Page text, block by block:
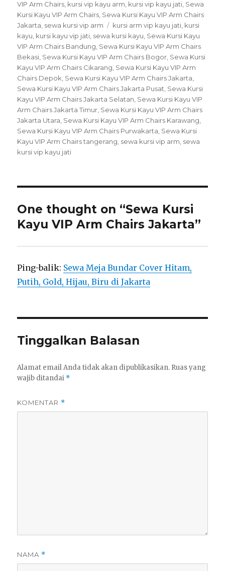
on
VIP Arm Chairs kursi vip kayu arm kursi vip kayu jati Sewa
Kursi Kayu VIP Arm Chairs Sewa Kursi Kayu VIP Arm Chairs
Jakarta sewa kursi vip arm Tags
kursi arm vip kayu jati kursi
kayu kursi kayu vip jati sewa kursi kayu Sewa Kursi Kayu
VIP Arm Chairs Bandung Sewa Kursi Kayu VIP Arm Chairs
Bekasi Sewa Kursi Kayu VIP Arm Chairs Bogor Sewa Kursi
Kayu VIP Arm Chairs Cikarang Sewa Kursi Kayu VIP Arm
Chairs Depok Sewa Kursi Kayu VIP Arm Chairs Jakarta
Sewa Kursi Kayu VIP Arm Chairs Jakarta Pusat Sewa Kursi
Kayu VIP Arm Chairs Jakarta Selatan Sewa Kursi Kayu VIP
Arm Chairs Jakarta Timur Sewa Kursi Kayu VIP Arm Chairs
Jakarta Utara Sewa Kursi Kayu VIP Arm Chairs Karawang
Sewa Kursi Kayu VIP Arm Chairs Purwakarta Sewa Kursi
Kayu VIP Arm Chairs tangerang sewa kursi vip arm sewa
kursi vip kayu jati
One thought on “Sewa Kursi
Kayu VIP Arm Chairs Jakarta”
Ping-balik: Sewa Meja Bundar Cover Hitam,
Putih, Gold, Hijau, Biru di Jakarta
Tinggalkan Balasan
Alamat email Anda tidak akan dipublikasikan. Ruas yang
wajib ditandai *
KOMENTAR *
NAMA *